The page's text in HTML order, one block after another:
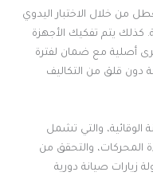
من خلال الاختبار اليدوي
كذلك يتم تفكيك الأجهزة
أصلية مع ضمان لفترة
دون قلق من التكاليف
الوقائية، والتي تشمل
المحركات، والتحقق من
زيارات صيانة دورية